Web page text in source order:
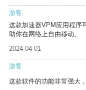
游客
这款加速器VPM应用程序
助你在网络上自由移动。
2024-04-01
游客
这款软件的功能非常强大